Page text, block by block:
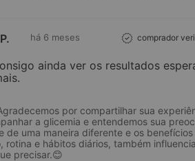
há 6 meses comprador
ainda ver os resultados
por compartilhar sua
a glicemia e entendemos sua
de uma maneira diferente e os
rotina e hábitos diários, também
precisar.😊